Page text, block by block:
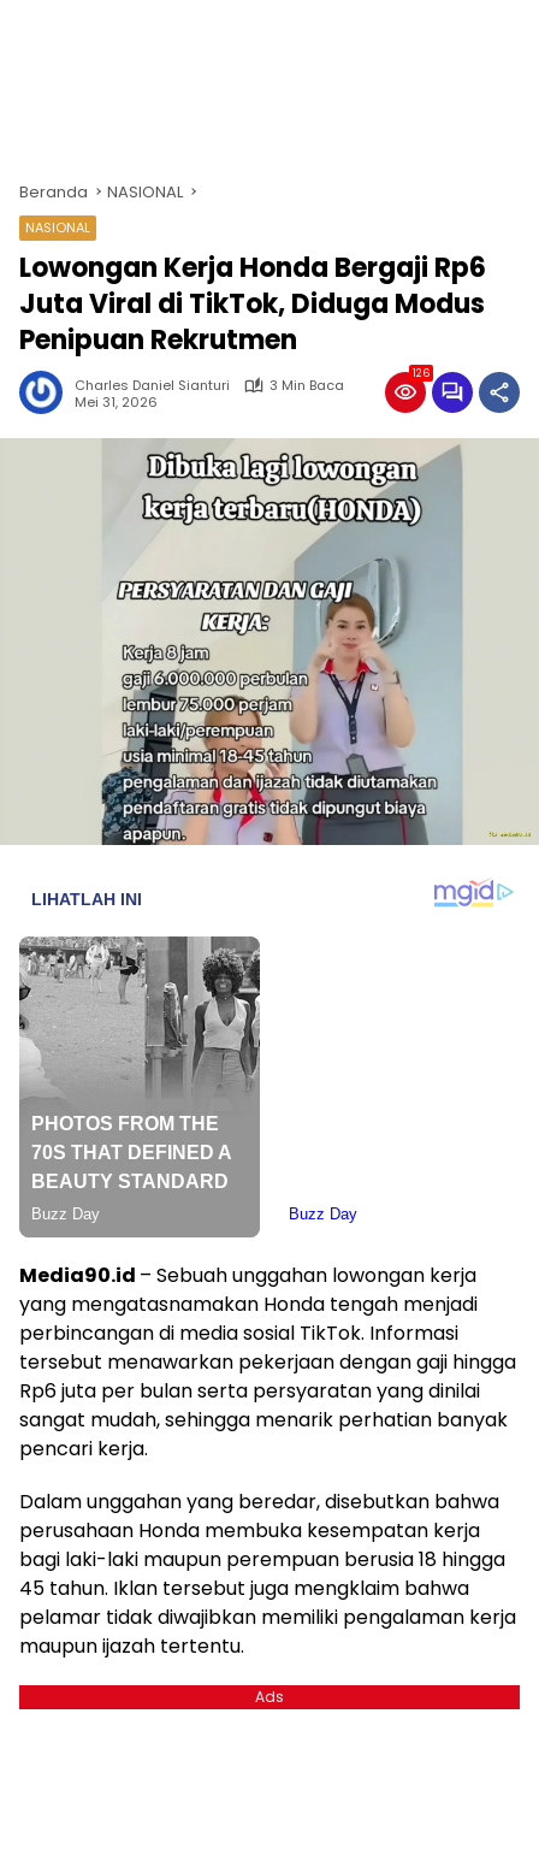
Beranda NASIONAL
NASIONAL
Lowongan Kerja Honda Bergaji Rp6
Juta Viral di TikTok, Diduga Modus
Penipuan Rekrutmen
Charles Daniel Sianturi
3 Min Baca
Mei 31, 2026
126
Media90.id – Sebuah unggahan lowongan kerja
yang mengatasnamakan Honda tengah menjadi
perbincangan di media sosial TikTok. Informasi
tersebut menawarkan pekerjaan dengan gaji hingga
Rp6 juta per bulan serta persyaratan yang dinilai
sangat mudah, sehingga menarik perhatian banyak
pencari kerja.
Dalam unggahan yang beredar, disebutkan bahwa
perusahaan Honda membuka kesempatan kerja
bagi laki-laki maupun perempuan berusia 18 hingga
45 tahun. Iklan tersebut juga mengklaim bahwa
pelamar tidak diwajibkan memiliki pengalaman kerja
maupun ijazah tertentu.
Ads